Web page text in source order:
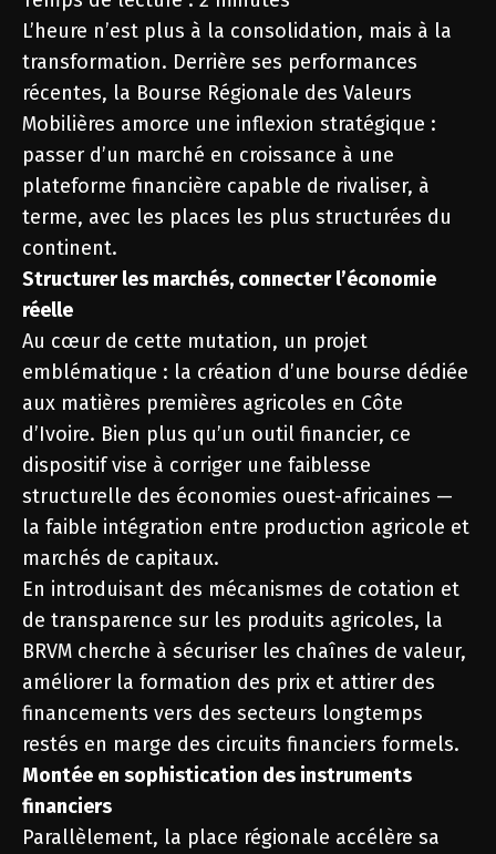
L’heure n’est plus à la consolidation, mais à la
transformation. Derrière ses performances
récentes, la Bourse Régionale des Valeurs
Mobilières amorce une inflexion stratégique :
passer d’un marché en croissance à une
plateforme financière capable de rivaliser, à
terme, avec les places les plus structurées du
continent.
Structurer les marchés, connecter l’économie
réelle
Au cœur de cette mutation, un projet
emblématique : la création d’une bourse dédiée
aux matières premières agricoles en Côte
d’Ivoire. Bien plus qu’un outil financier, ce
dispositif vise à corriger une faiblesse
structurelle des économies ouest-africaines —
la faible intégration entre production agricole et
marchés de capitaux.
En introduisant des mécanismes de cotation et
de transparence sur les produits agricoles, la
BRVM cherche à sécuriser les chaînes de valeur,
améliorer la formation des prix et attirer des
financements vers des secteurs longtemps
restés en marge des circuits financiers formels.
Montée en sophistication des instruments
financiers
Parallèlement, la place régionale accélère sa